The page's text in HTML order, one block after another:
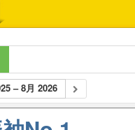
– 8月 2026